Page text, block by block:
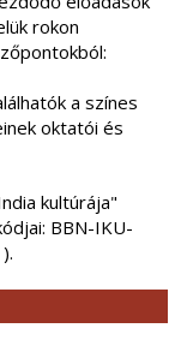
rokon
a színes
oktatói és
kultúrája"
BBN-IKU-